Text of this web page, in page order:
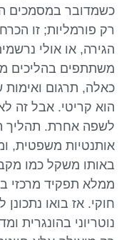
כשמדובר במסמכים
רק פורמליות; זו
הגירה, או אולי
משתתפים בהליכים
כאלה, תרגום
הוא קריטי. אבל זה
לשפה אחרת. תהליך
אותנטיות משפטית,
באותו משקל כמו
ממלא תפקיד מרכזי
חוקי. אז בואו
נוטריוני בהונגרית